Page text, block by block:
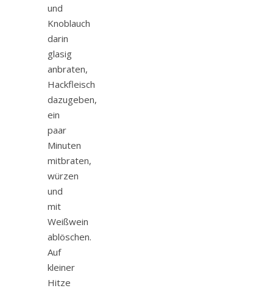
und
Knoblauch
darin
glasig
anbraten,
Hackfleisch
dazugeben,
ein
paar
Minuten
mitbraten,
würzen
und
mit
Weißwein
ablöschen.
Auf
kleiner
Hitze